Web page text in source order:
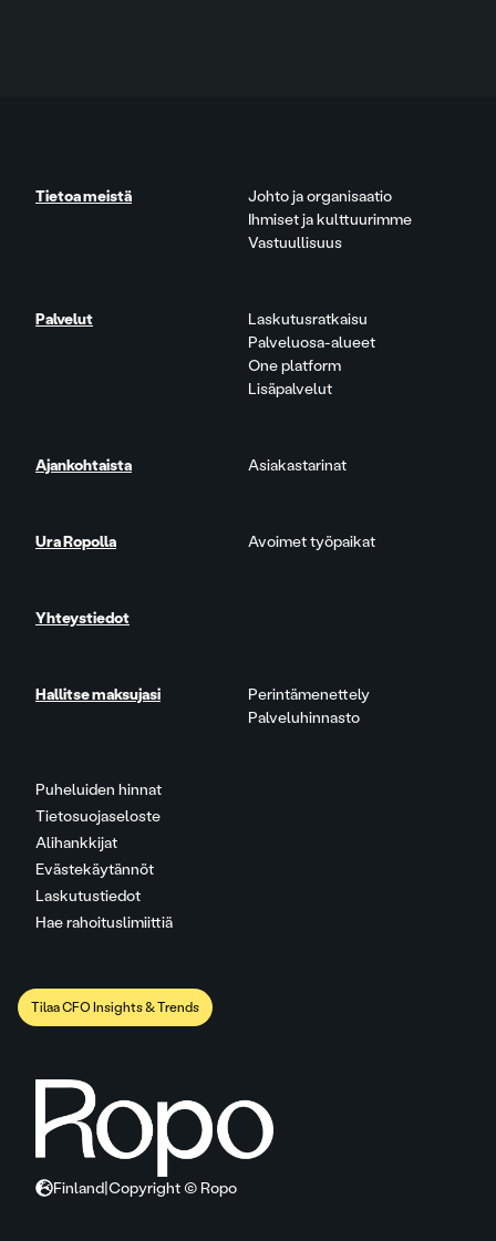
Puheluiden hinnat
Tietosuojaseloste
Alihankkijat
Evästekäytännöt
Laskutustiedot
Hae rahoituslimiittiä
Tietoa meistä
Johto ja organisaatio
Ihmiset ja kulttuurimme
Vastuullisuus
Palvelut
Laskutusratkaisu
Palveluosa-alueet
One platform
Lisäpalvelut
Ajankohtaista Asiakastarinat
Ura Ropolla Avoimet työpaikat
Yhteystiedot
Hallitse maksujasi
Perintämenettely
Palveluhinnasto
Tilaa CFO Insights & Trends
Finland Copyright © Ropo